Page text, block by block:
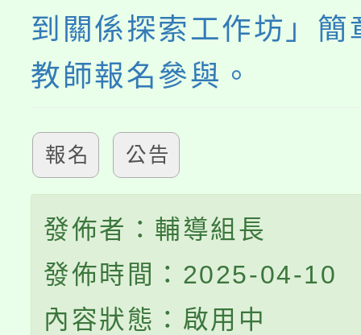
到關係探索工作坊」簡
教師報名參與。
報名 公告
發佈者：輔導組長
發佈時間：2025-04-10
內容狀態：啟用中